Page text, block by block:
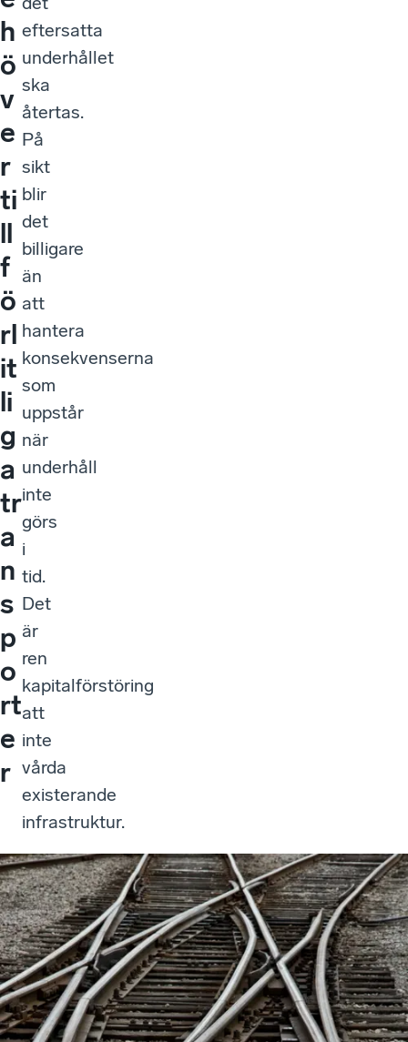
h
ö
v
e
r
ti
ll
f
ö
rl
it
li
g
a
tr
a
n
s
p
o
rt
e
r
eftersatta
underhållet
ska
återtas.
På
sikt
blir
det
billigare
än
att
hantera
konsekvenserna
som
uppstår
när
underhåll
inte
görs
i
tid.
Det
är
ren
kapitalförstöring
att
inte
vårda
existerande
infrastruktur.